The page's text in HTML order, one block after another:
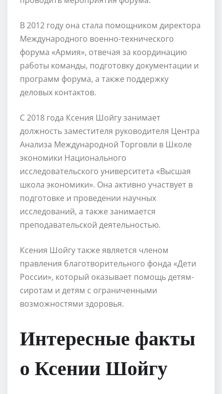
В 2012 году она стала помощником директора
Международного военно-технического
форума «Армия», отвечая за координацию
работы команды, подготовку документации и
программ форума, а также поддержку
деловых контактов.
С 2018 года Ксения Шойгу занимает
должность заместителя руководителя Центра
Анализа Международной Торговли в Школе
экономики Национального
исследовательского университета «Высшая
школа экономики». Она активно участвует в
подготовке и проведении научных
исследований, а также занимается
преподавательской деятельностью.
Ксения Шойгу также является членом
правления благотворительного фонда «Дети
России», который оказывает помощь детям-
сиротам и детям с ограниченными
возможностями здоровья.
Интересные факты
о Ксении Шойгу